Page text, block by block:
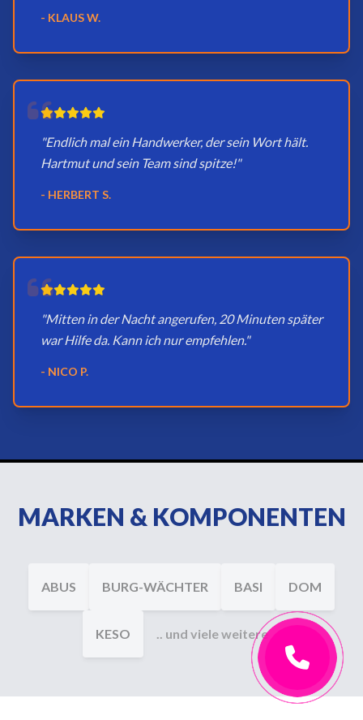
- KLAUS W.
"Endlich mal ein Handwerker, der sein Wort hält.
Hartmut und sein Team sind spitze!"
- HERBERT S.
"Mitten in der Nacht angerufen, 20 Minuten später
war Hilfe da. Kann ich nur empfehlen."
- NICO P.
MARKEN & KOMPONENTEN
ABUS BURG-WÄCHTER BASI DOM
KESO .. und viele weitere